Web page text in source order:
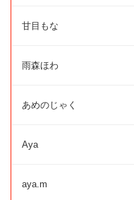
甘目もな
雨森ほわ
あめのじゃく
Aya
aya.m